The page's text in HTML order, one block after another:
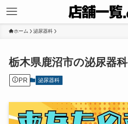
ホーム 泌尿器科
栃木県鹿沼市の泌尿器科
PR 泌尿器科